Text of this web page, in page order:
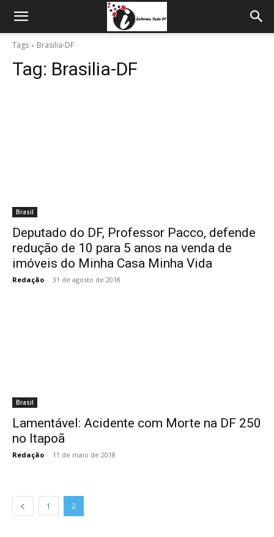
Tags Brasilia-DF
Tag: Brasilia-DF
Brasil
Deputado do DF, Professor Pacco, defende
redução de 10 para 5 anos na venda de
imóveis do Minha Casa Minha Vida
Redação - 31 de agosto de 2018
Brasil
Lamentável: Acidente com Morte na DF 250
no Itapoã
Redação - 11 de maio de 2018
1 2